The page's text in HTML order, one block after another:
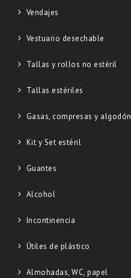
Vendajes
Vestuario desechable
Tallas y rollos no estéril
Tallas estériles
Gasas, compresas y algodón
Kit y Set estéril
Guantes
Alcohol
Incontinencia
Útiles de plástico
Almohadas, WC, papel